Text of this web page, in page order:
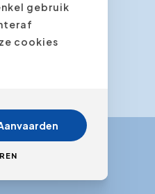
stap
gebruik
cookies